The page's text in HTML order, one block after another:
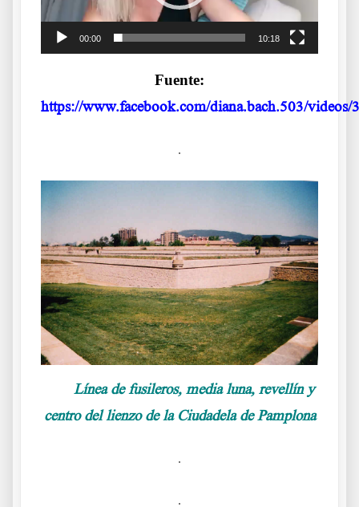
00:00 10:18
Fuente:
https://www.facebook.com/diana.bach.503/
.
Línea de fusileros, media luna, revellín y
centro del lienzo de la Ciudadela de Pamplona
.
.